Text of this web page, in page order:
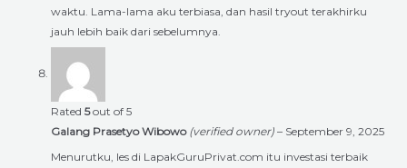
waktu. Lama-lama aku terbiasa, dan hasil tryout terakhirku
jauh lebih baik dari sebelumnya.
Rated 5out of 5
Galang Prasetyo Wibowo (verified owner) – September 9, 2025
Menurutku, les di LapakGuruPrivat.com itu investasi terbaik